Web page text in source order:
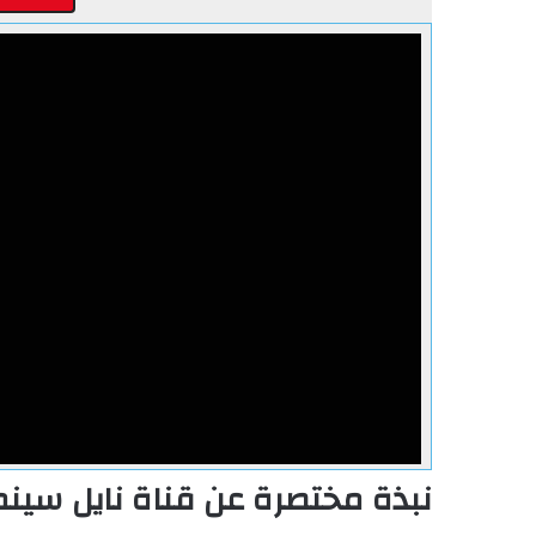
نبذة مختصرة عن قناة نايل